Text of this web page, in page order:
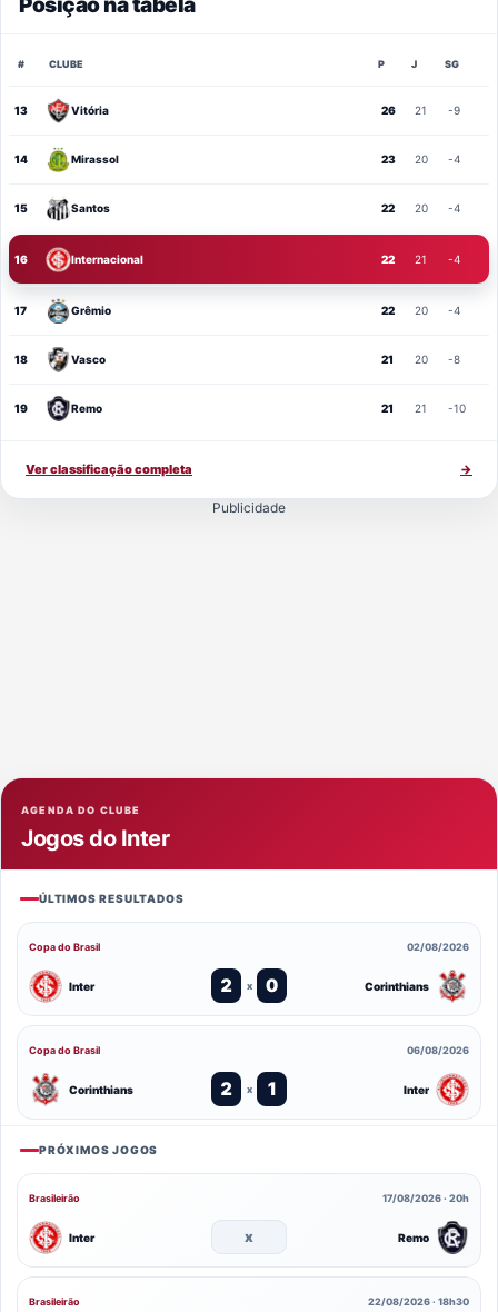
Posição na tabela
# CLUBE P J SG
13 Vitória 26 21 -9
14 Mirassol 23 20 -4
15 Santos 22 20 -4
16 Internacional 22 21 -4
17 Grêmio 22 20 -4
18 Vasco 21 20 -8
19 Remo 21 21 -10
Ver classificação completa →
Publicidade
AGENDA DO CLUBE
Jogos do Inter
ÚLTIMOS RESULTADOS
Copa do Brasil 02/08/2026
Inter 2 x 0 Corinthians
Copa do Brasil 06/08/2026
Corinthians 2 x 1 Inter
PRÓXIMOS JOGOS
Brasileirão 17/08/2026 · 20h
Inter x Remo
Brasileirão 22/08/2026 · 18h30